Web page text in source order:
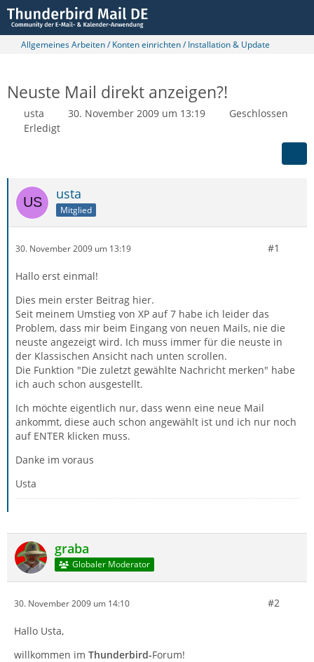
Allgemeines Arbeiten / Konten einrichten / Installation & Update
Neuste Mail direkt anzeigen?!
usta 30. November 2009 um 13:19
Geschlossen
Erledigt
usta
Mitglied
30. November 2009 um 13:19 #1
Hallo erst einmal!
Dies mein erster Beitrag hier.
Seit meinem Umstieg von XP auf 7 habe ich leider das
Problem, dass mir beim Eingang von neuen Mails, nie die
neuste angezeigt wird. Ich muss immer für die neuste in
der Klassischen Ansicht nach unten scrollen.
Die Funktion "Die zuletzt gewählte Nachricht merken" habe
ich auch schon ausgestellt.
Ich möchte eigentlich nur, dass wenn eine neue Mail
ankommt, diese auch schon angewählt ist und ich nur noch
auf ENTER klicken muss.
Danke im voraus
Usta
graba
Globaler Moderator
30. November 2009 um 14:10 #2
Hallo Usta,
willkommen im Thunderbird-Forum!